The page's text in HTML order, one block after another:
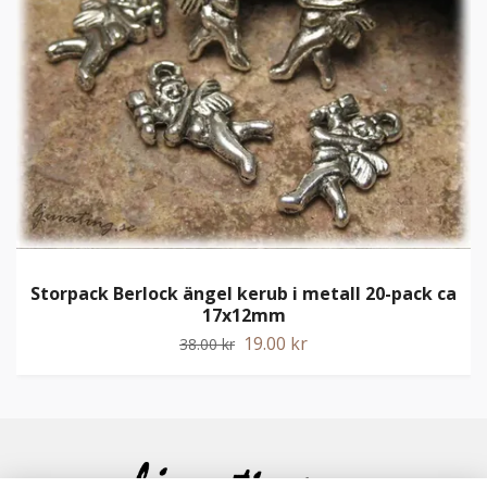
Storpack Berlock ängel kerub i metall 20-pack ca
17x12mm
38.00 kr 19.00 kr